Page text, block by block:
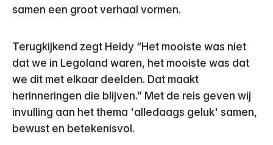
samen een groot verhaal vormen.
Terugkijkend zegt Heidy “Het mooiste was niet
dat we in Legoland waren, het mooiste was dat
we dit met elkaar deelden. Dat maakt
herinneringen die blijven.” Met de reis geven wij
invulling aan het thema 'alledaags geluk' samen,
bewust en betekenisvol.